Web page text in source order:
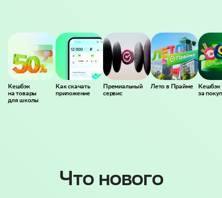
Кешбэк
на товары
для школы
Как скачать
приложение
Премиальный
сервис
Лето в Прайме
Кешбэк
за
Что нового